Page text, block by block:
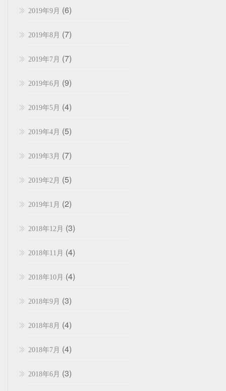
2019年9月 (6)
2019年8月 (7)
2019年7月 (7)
2019年6月 (9)
2019年5月 (4)
2019年4月 (5)
2019年3月 (7)
2019年2月 (5)
2019年1月 (2)
2018年12月 (3)
2018年11月 (4)
2018年10月 (4)
2018年9月 (3)
2018年8月 (4)
2018年7月 (4)
2018年6月 (3)